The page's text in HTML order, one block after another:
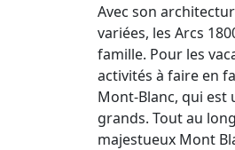
Avec son
variées, les Arcs
famille. Pour les
activités à faire en
Mont-Blanc, qui est
grands. Tout au
majestueux Mont